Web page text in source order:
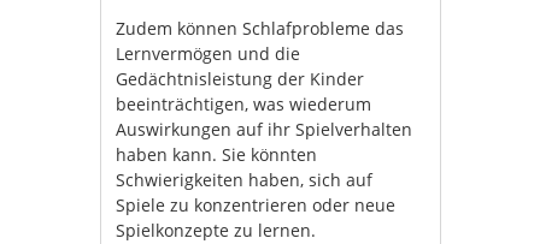
Zudem können Schlafprobleme das
Lernvermögen und die
Gedächtnisleistung der Kinder
beeinträchtigen, was wiederum
Auswirkungen auf ihr Spielverhalten
haben kann. Sie könnten
Schwierigkeiten haben, sich auf
Spiele zu konzentrieren oder neue
Spielkonzepte zu lernen.